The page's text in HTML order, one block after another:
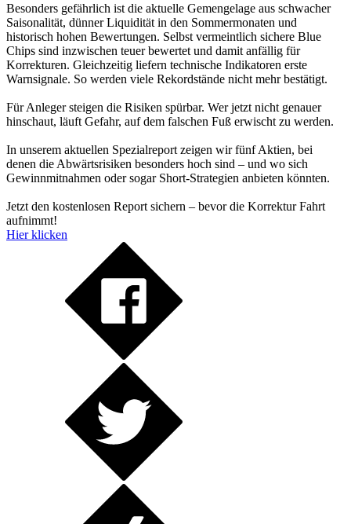
Besonders gefährlich ist die aktuelle Gemengelage aus schwacher
Saisonalität, dünner Liquidität in den Sommermonaten und
historisch hohen Bewertungen. Selbst vermeintlich sichere Blue
Chips sind inzwischen teuer bewertet und damit anfällig für
Korrekturen. Gleichzeitig liefern technische Indikatoren erste
Warnsignale. So werden viele Rekordstände nicht mehr bestätigt.
Für Anleger steigen die Risiken spürbar. Wer jetzt nicht genauer
hinschaut, läuft Gefahr, auf dem falschen Fuß erwischt zu werden.
In unserem aktuellen Spezialreport zeigen wir fünf Aktien, bei
denen die Abwärtsrisiken besonders hoch sind – und wo sich
Gewinnmitnahmen oder sogar Short-Strategien anbieten könnten.
Jetzt den kostenlosen Report sichern – bevor die Korrektur Fahrt
aufnimmt!
Hier klicken